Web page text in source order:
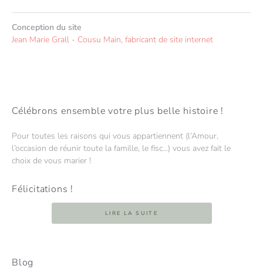
Conception du site
Jean Marie Grall - Cousu Main, fabricant de site internet
Célébrons ensemble votre plus belle histoire !
Pour toutes les raisons qui vous appartiennent (l’Amour,
l’occasion de réunir toute la famille, le fisc...) vous avez fait le
choix de vous marier !
Félicitations !
LIRE LA SUITE
Blog